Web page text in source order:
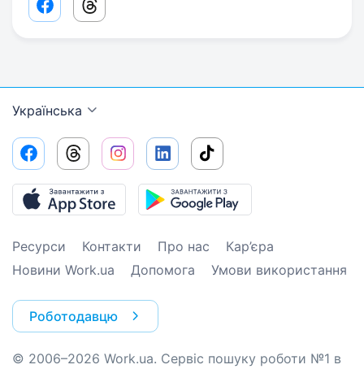
Facebook share link
Threads share link
Українська
Ресурси Контакти Про нас
Кар’єра
Новини Work.ua
Допомога Умови використання
Роботодавцю
© 2006–2026 Work.ua. Сервіс пошуку роботи №1 в